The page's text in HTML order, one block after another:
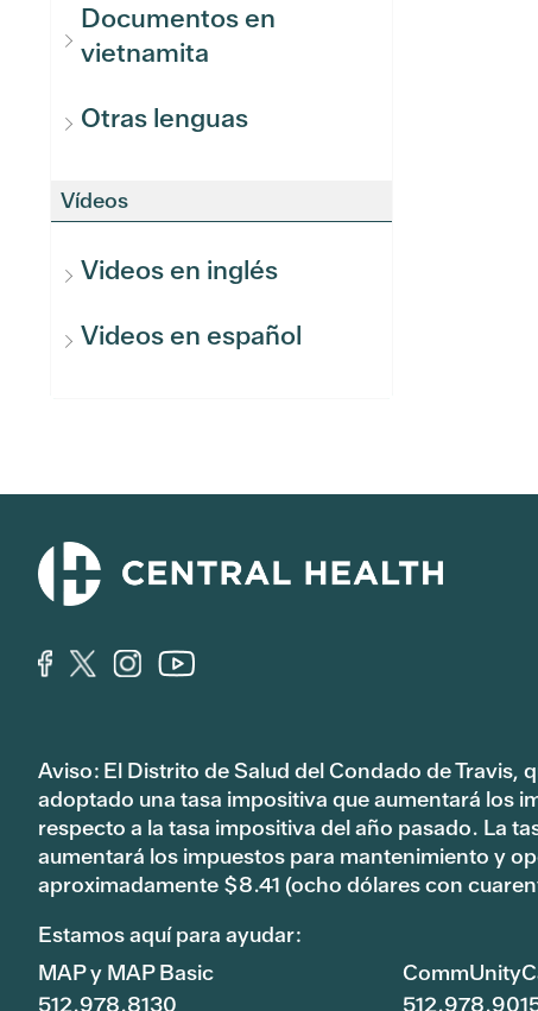
Documentos en
vietnamita
Otras lenguas
Vídeos
Videos en inglés
Videos en español
Aviso: El Distrito de Salud del Condado de Travis,
adoptado una tasa impositiva que aumentará los
respecto a la tasa impositiva del año pasado. La
aumentará los impuestos para mantenimiento y
aproximadamente $8.41 (ocho dólares con
Estamos aquí para ayudar:
MAP y MAP Basic
512.978.8130